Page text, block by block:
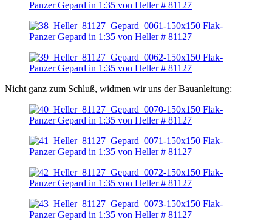
Nicht ganz zum Schluß, widmen wir uns der Bauanleitung: